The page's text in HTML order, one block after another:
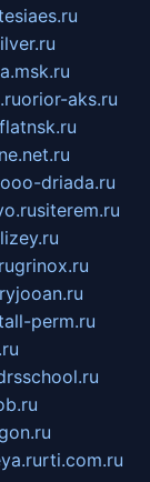
orior-aks.ru
flatnsk.ru
ooo-driada.ru
siterem.ru
grinox.ru
perm.ru
rti.com.ru